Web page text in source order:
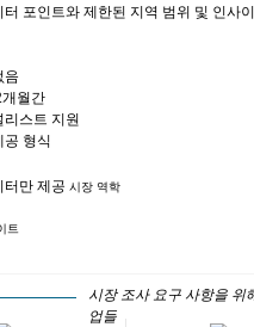
터 포인트와 제한된 지역 범위 및 인사
음
월간
리스트 지원
공 형식
터만 제공 시장 역학
트
시장 조사 요구 사항을 위
업들